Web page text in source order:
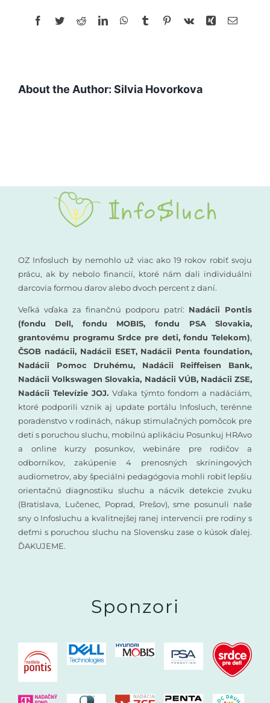
Facebook
TwitterRedditLinkedInWhatsApp
TumblrPinterest
Vk Xing Email
About the Author: Silvia Hovorkova
OZ Infosluch by nemohlo už viac ako 19 rokov robiť svoju
prácu, ak by nebolo financií, ktoré nám dali individuálni
darcovia formou darov alebo dvoch percent z daní.
Veľká vďaka za finančnú podporu patrí: Nadácii Pontis
(fondu Dell, fondu MOBIS, fondu PSA Slovakia,
grantovému programu Srdce pre deti, fondu Telekom),
ČSOB nadácii, Nadácii ESET, Nadácii Penta foundation,
Nadácii Pomoc Druhému, Nadácii Reiffeisen Bank,
Nadácii Volkswagen Slovakia, Nadácii VÚB, Nadácii ZSE,
Nadácii Televízie JOJ.Vďaka týmto fondom a nadáciám,
ktoré podporili vznik aj update portálu Infosluch, terénne
poradenstvo v rodinách, nákup stimulačných pomôcok pre
deti s poruchou sluchu, mobilnú aplikáciu Posunkuj HRAvo
a online kurzy posunkov, webináre pre rodičov a
odborníkov, zakúpenie 4 prenosných skríningových
audiometrov, aby špeciálni pedagógovia mohli robiť lepšiu
orientačnú diagnostiku sluchu a nácvik detekcie zvuku
(Bratislava, Lučenec, Poprad, Prešov), sme posunuli naše
sny o Infosluchu a kvalitnejšej ranej intervencii pre rodiny s
deťmi s poruchou sluchu na Slovensku zase o kúsok ďalej.
ĎAKUJEME.
Sponzori